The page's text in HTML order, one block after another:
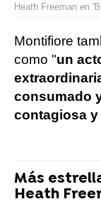
Heath Freeman en
Montifiore
como "un
consumado
contagiosa
Más
Heath